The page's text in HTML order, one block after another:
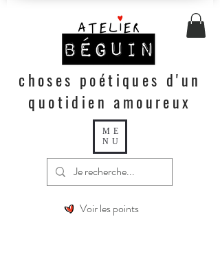
ME
NU
choses poétiques d'un
quotidien amoureux
Voir les points